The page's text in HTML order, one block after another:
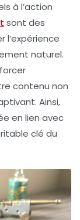
à l’action
sont des
l’expérience
naturel.
contenu non
Ainsi,
en lien avec
clé du